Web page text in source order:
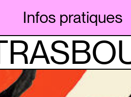
Infos pratiques